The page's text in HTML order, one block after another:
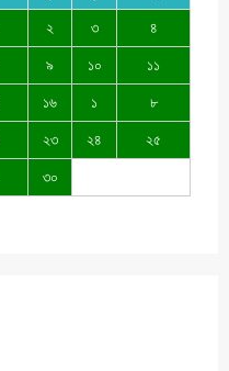
২ ৩ ৪
৯ ১০ ১১
১৬ ১ ৮
২৩ ২৪ ২৫
৩০